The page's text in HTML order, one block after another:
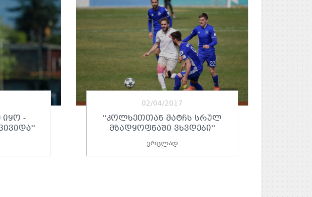
ᲘᲧᲝ -
02/04/2017
''ᲙᲝᲚᲮᲔᲗᲗᲐᲜ ᲛᲐᲢᲩᲡ ᲡᲠᲣᲚ
ᲛᲖᲐᲓᲧᲝᲤᲜᲐᲨᲘ ᲕᲮᲕᲓᲔᲑᲘ''
ვრცლად